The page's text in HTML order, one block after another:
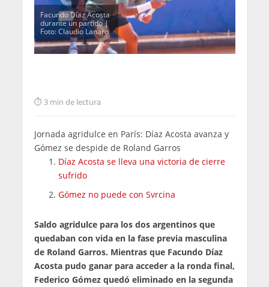
Facundo Díaz Acosta
durante un partido |
Foto: Claudio Lanaro
3 min de lectura
Jornada agridulce en París: Díaz Acosta avanza y
Gómez se despide de Roland Garros
Díaz Acosta se lleva una victoria de cierre
sufrido
Gómez no puede con Svrcina
Saldo agridulce para los dos argentinos que
quedaban con vida en la fase previa masculina
de Roland Garros. Mientras que Facundo Díaz
Acosta pudo ganar para acceder a la ronda final,
Federico Gómez quedó eliminado en la segunda